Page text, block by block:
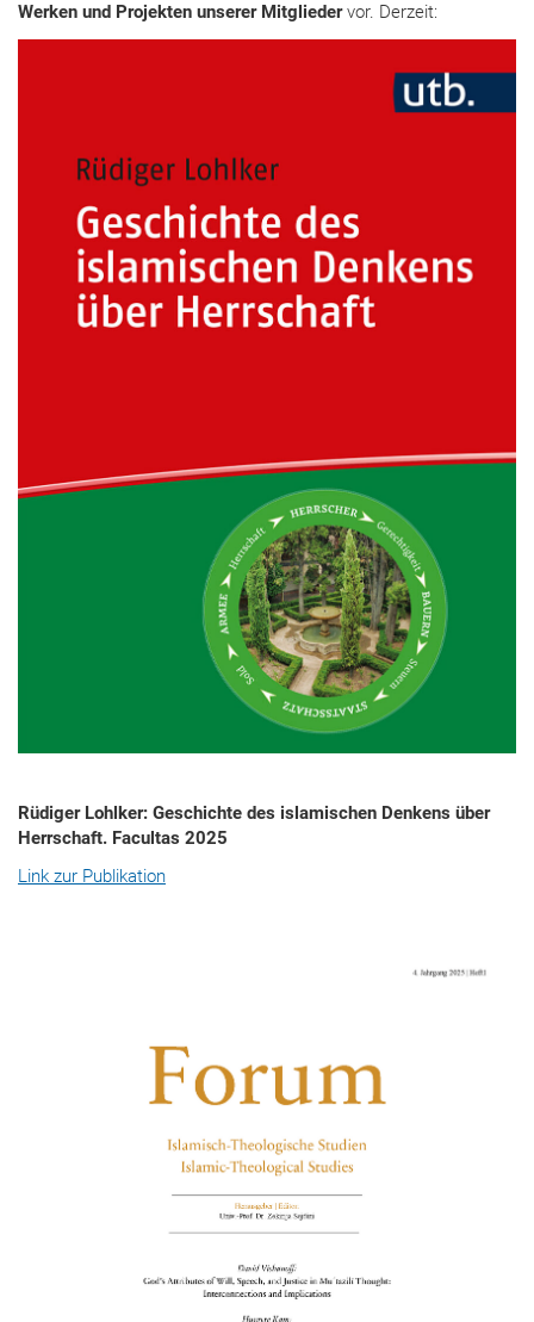
Werken und Projekten unserer Mitgliedervor. Derzeit:
Rüdiger Lohlker: Geschichte des islamischen Denkens über
Herrschaft. Facultas 2025
Link zur Publikation